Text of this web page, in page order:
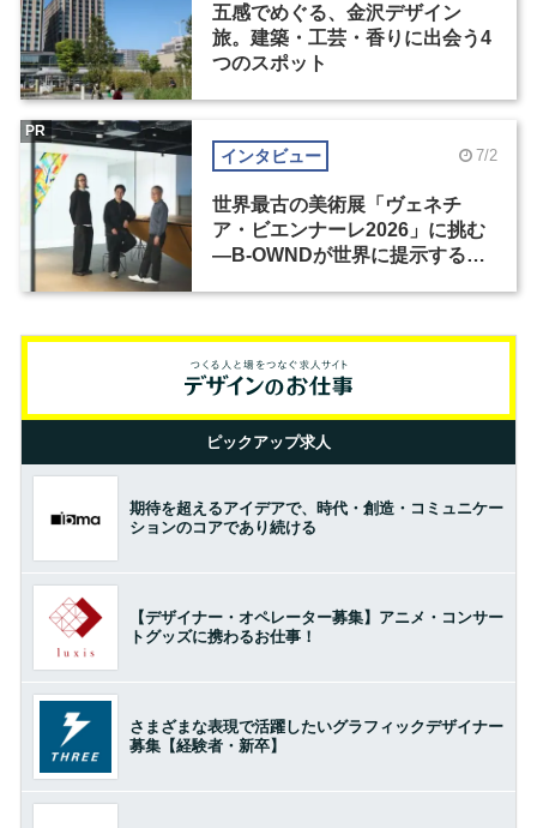
五感でめぐる、金沢デザイン
旅。建築・工芸・香りに出会う4
つのスポット
インタビュー 7/2
世界最古の美術展「ヴェネチ
ア・ビエンナーレ2026」に挑む
―B-OWNDが世界に提示する美
PR
ピックアップ求人
期待を超えるアイデアで、時代・創造・コミュニケー
ションのコアであり続ける
【デザイナー・オペレーター募集】アニメ・コンサー
トグッズに携わるお仕事！
さまざまな表現で活躍したいグラフィックデザイナー
募集【経験者・新卒】